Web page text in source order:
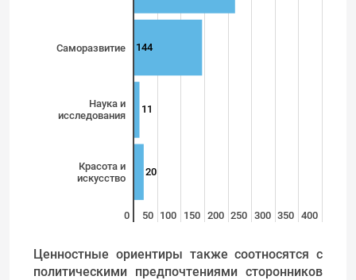
Саморазвитие
Наука и
исследования
Красота и
искусство
0 50 100 150 200 250 300 350 400
144
11
20
Ценностные ориентиры также соотносятся с
политическими предпочтениями сторонников